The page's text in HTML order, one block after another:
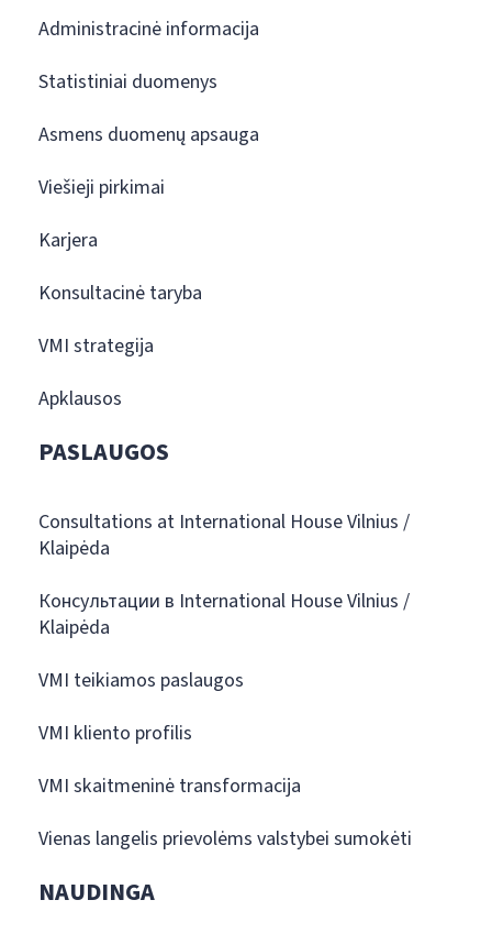
Administracinė informacija
Statistiniai duomenys
Asmens duomenų apsauga
Viešieji pirkimai
Karjera
Konsultacinė taryba
VMI strategija
Apklausos
PASLAUGOS
Consultations at International House Vilnius /
Klaipėda
Консультации в International House Vilnius /
Klaipėda
VMI teikiamos paslaugos
VMI kliento profilis
VMI skaitmeninė transformacija
Vienas langelis prievolėms valstybei sumokėti
NAUDINGA